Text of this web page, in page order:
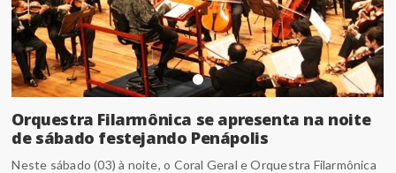
Orquestra Filarmônica se apresenta na noite
de sábado festejando Penápolis
Neste sábado (03) à noite, o Coral Geral e Orquestra Filarmônica